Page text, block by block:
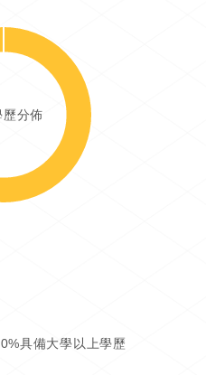
歷分佈
具備大學以上學歷